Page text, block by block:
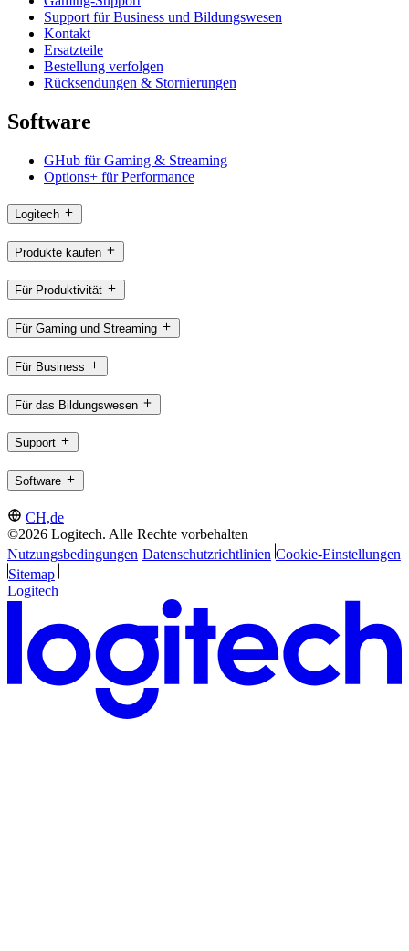
Support für Business und Bildungswesen
Kontakt
Ersatzteile
Bestellung verfolgen
Rücksendungen & Stornierungen
Software
GHub für Gaming & Streaming
Options+ für Performance
Logitech
Produkte kaufen
Für Produktivität
Für Gaming und Streaming
Für Business
Für das Bildungswesen
Support
Software
CH,de
©2026 Logitech. Alle Rechte vorbehalten
Nutzungsbedingungen Datenschutzrichtlinien Cookie-Einstellungen
Sitemap
Logitech